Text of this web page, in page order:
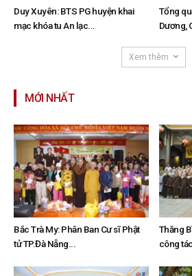
Duy Xuyên: BTS PG huyện khai
mạc khóa tu An lạc...
Tổng
Dương,
Xem thêm
MỚI NHẤT
Bắc Trà My: Phân Ban Cư sĩ Phật
tử TP.Đà Nẵng...
Thăng
công